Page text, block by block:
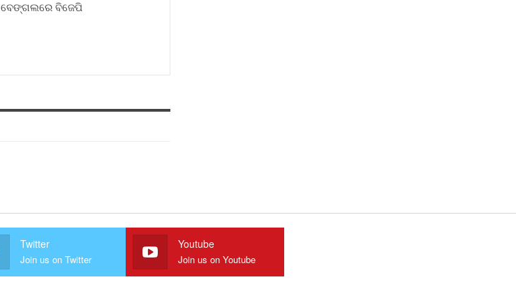
ବେଙ୍ଗଲରେ ବିଜେପି
Twitter
Join us on Twitter
Youtube
Join us on Youtube